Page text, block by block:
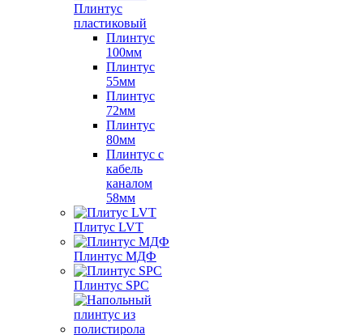
Плинтус
пластиковый
Плинтус
100мм
Плинтус
55мм
Плинтус
72мм
Плинтус
80мм
Плинтус с
кабель
каналом
58мм
Плитус LVT
Плинтус МДФ
Плинтус SPC